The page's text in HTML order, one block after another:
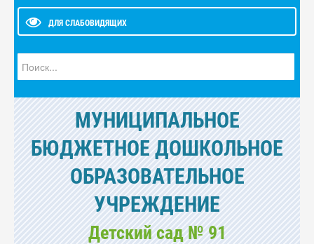
ДЛЯ СЛАБОВИДЯЩИХ
МУНИЦИПАЛЬНОЕ
БЮДЖЕТНОЕ ДОШКОЛЬНОЕ
ОБРАЗОВАТЕЛЬНОЕ
УЧРЕЖДЕНИЕ
Детский сад № 91